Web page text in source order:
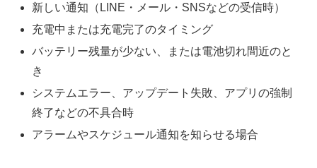
新しい通知（LINE・メール・SNSなどの受信時）
充電中または充電完了のタイミング
バッテリー残量が少ない、または電池切れ間近のと
き
システムエラー、アップデート失敗、アプリの強制
終了などの不具合時
アラームやスケジュール通知を知らせる場合